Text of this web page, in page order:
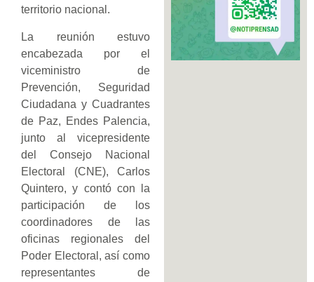
territorio nacional.
La reunión estuvo
encabezada por el
viceministro de
Prevención, Seguridad
Ciudadana y Cuadrantes
de Paz, Endes Palencia,
junto al vicepresidente
del Consejo Nacional
Electoral (CNE), Carlos
Quintero, y contó con la
participación de los
coordinadores de las
oficinas regionales del
Poder Electoral, así como
representantes de